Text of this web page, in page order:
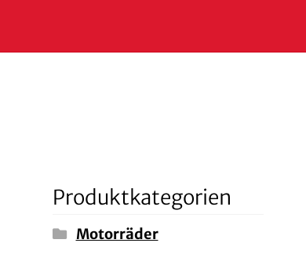
Produktkategorien
Motorräder